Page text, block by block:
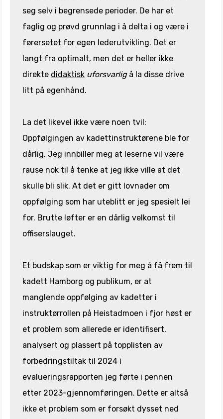
seg selv i begrensede perioder. De har et
faglig og prøvd grunnlag i å delta i og være i
førersetet for egen lederutvikling. Det er
langt fra optimalt, men det er heller ikke
direkte didaktisk uforsvarligå la disse drive
litt på egenhånd.
La det likevel ikke være noen tvil:
Oppfølgingen av kadettinstruktørene ble for
dårlig. Jeg innbiller meg at leserne vil være
rause nok til å tenke at jeg ikke ville at det
skulle bli slik. At det er gitt lovnader om
oppfølging som har uteblitt er jeg spesielt lei
for. Brutte løfter er en dårlig velkomst til
offiserslauget.
Et budskap som er viktig for meg å få frem til
kadett Hamborg og publikum, er at
manglende oppfølging av kadetter i
instruktørrollen på Heistadmoen i fjor høst er
et problem som allerede er identifisert,
analysert og plassert på topplisten av
forbedringstiltak til 2024 i
evalueringsrapporten jeg førte i pennen
etter 2023-gjennomføringen. Dette er altså
ikke et problem som er forsøkt dysset ned